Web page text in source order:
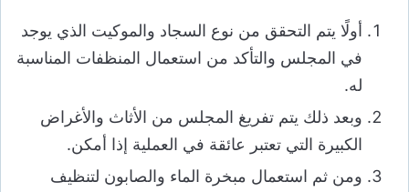
أولًا يتم التحقق من نوع السجاد والموكيت الذي يوجد
في المجلس والتأكد من استعمال المنظفات المناسبة
له.
وبعد ذلك يتم تفريغ المجلس من الأثاث والأغراض
الكبيرة التي تعتبر عائقة في العملية إذا أمكن.
ومن ثم استعمال مبخرة الماء والصابون لتنظيف